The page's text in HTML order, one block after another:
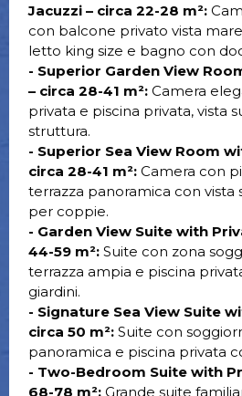
Jacuzzi – circa 22-28 m²:
con balcone privato vista
letto king size e bagno con
- Superior Garden View
– circa 28-41 m²:Camera
privata e piscina privata, vista
struttura.
- Superior Sea View Room
circa 28-41 m²:Camera con
terrazza panoramica con vista
per coppie.
- Garden View Suite with
44-59 m²:Suite con zona
terrazza ampia e piscina
giardini.
- Signature Sea View Suite
circa 50 m²:Suite con
panoramica e piscina privata
- Two-Bedroom Suite with
68-78 m²: Grande suite